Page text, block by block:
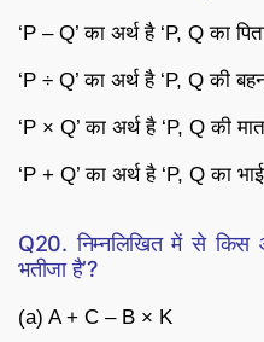
‘P – Q’ का अर्थ है ‘P, Q का
‘P ÷ Q’ का अर्थ है ‘P, Q की
‘P × Q’ का अर्थ है ‘P, Q की
‘P + Q’ का अर्थ है ‘P, Q का भाई
Q20. निम्नलिखित में से किस
भतीजा है’?
(a) A + C – B × K